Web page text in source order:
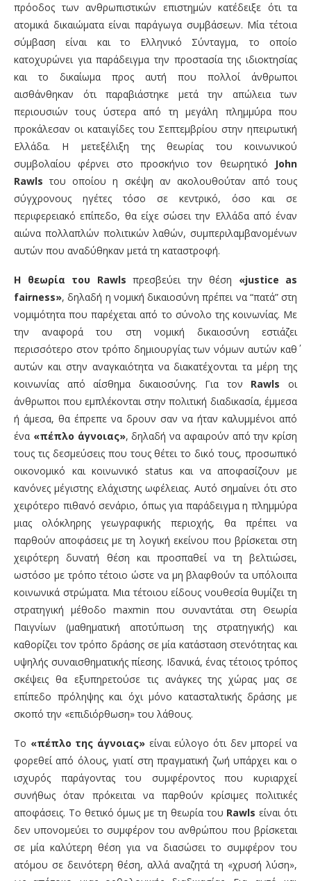
πρόοδος των ανθρωπιστικών επιστημών κατέδειξε ότι τα
ατομικά δικαιώματα είναι παράγωγα συμβάσεων. Μία τέτοια
σύμβαση είναι και το Ελληνικό Σύνταγμα, το οποίο
κατοχυρώνει για παράδειγμα την προστασία της ιδιοκτησίας
και το δικαίωμα προς αυτή που πολλοί άνθρωποι
αισθάνθηκαν ότι παραβιάστηκε μετά την απώλεια των
περιουσιών τους ύστερα από τη μεγάλη πλημμύρα που
προκάλεσαν οι καταιγίδες του Σεπτεμβρίου στην ηπειρωτική
Ελλάδα. Η μετεξέλιξη της θεωρίας του κοινωνικού
συμβολαίου φέρνει στο προσκήνιο τον θεωρητικό
John
Rawls του οποίου η σκέψη αν ακολουθούταν από τους
σύγχρονους ηγέτες τόσο σε κεντρικό, όσο και σε
περιφερειακό επίπεδο, θα είχε σώσει την Ελλάδα από έναν
αιώνα πολλαπλών πολιτικών λαθών, συμπεριλαμβανομένων
αυτών που αναδύθηκαν μετά τη καταστροφή.
Η θεωρία του Rawls πρεσβεύει την θέση «justice as
fairness», δηλαδή η νομική δικαιοσύνη πρέπει να “πατά” στη
νομιμότητα που παρέχεται από το σύνολο της κοινωνίας. Με
την αναφορά του στη νομική δικαιοσύνη εστιάζει
περισσότερο στον τρόπο δημιουργίας των νόμων αυτών καθ΄
αυτών και στην αναγκαιότητα να διακατέχονται τα μέρη της
κοινωνίας από αίσθημα δικαιοσύνης. Για τον Rawls οι
άνθρωποι που εμπλέκονται στην πολιτική διαδικασία, έμμεσα
ή άμεσα, θα έπρεπε να δρουν σαν να ήταν καλυμμένοι από
ένα «πέπλο άγνοιας», δηλαδή να αφαιρούν από την κρίση
τους τις δεσμεύσεις που τους θέτει το δικό τους, προσωπικό
οικονομικό και κοινωνικό status και να αποφασίζουν με
κανόνες μέγιστης ελάχιστης ωφέλειας. Αυτό σημαίνει ότι στο
χειρότερο πιθανό σενάριο, όπως για παράδειγμα η πλημμύρα
μιας ολόκληρης γεωγραφικής περιοχής, θα πρέπει να
παρθούν αποφάσεις με τη λογική εκείνου που βρίσκεται στη
χειρότερη δυνατή θέση και προσπαθεί να τη βελτιώσει,
ωστόσο με τρόπο τέτοιο ώστε να μη βλαφθούν τα υπόλοιπα
κοινωνικά στρώματα. Μια τέτοιου είδους νουθεσία θυμίζει τη
στρατηγική μέθοδο maxmin που συναντάται στη Θεωρία
Παιγνίων (μαθηματική αποτύπωση της στρατηγικής) και
καθορίζει τον τρόπο δράσης σε μία κατάσταση στενότητας και
υψηλής συναισθηματικής πίεσης. Ιδανικά, ένας τέτοιος τρόπος
σκέψεις θα εξυπηρετούσε τις ανάγκες της χώρας μας σε
επίπεδο πρόληψης και όχι μόνο κατασταλτικής δράσης με
σκοπό την «επιδιόρθωση» του λάθους.
Το «πέπλο της άγνοιας» είναι εύλογο ότι δεν μπορεί να
φορεθεί από όλους, γιατί στη πραγματική ζωή υπάρχει και ο
ισχυρός παράγοντας του συμφέροντος που κυριαρχεί
συνήθως όταν πρόκειται να παρθούν κρίσιμες πολιτικές
αποφάσεις. Το θετικό όμως με τη θεωρία του Rawls είναι ότι
δεν υπονομεύει το συμφέρον του ανθρώπου που βρίσκεται
σε μία καλύτερη θέση για να διασώσει το συμφέρον του
ατόμου σε δεινότερη θέση, αλλά αναζητά τη «χρυσή λύση»,